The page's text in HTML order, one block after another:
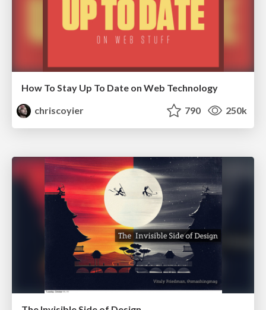
How To Stay Up To Date on Web Technology
chriscoyier
790 250k